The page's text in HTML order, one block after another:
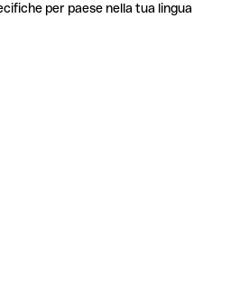
per paese nella tua lingua